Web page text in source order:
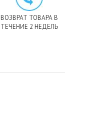
ВОЗВРАТ ТОВАРА В
ТЕЧЕНИЕ 2 НЕДЕЛЬ